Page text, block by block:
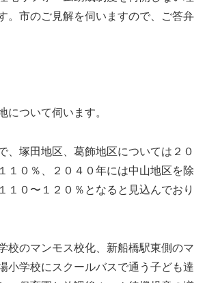
。市のご見解を伺いますので、ご答弁
について伺います。
、塚田地区、葛飾地区については２０
１０％、２０４０年には中山地区を除
１０〜１２０％となると見込んでおり
校のマンモス校化、新船橋駅東側のマ
小学校にスクールバスで通う子ども達